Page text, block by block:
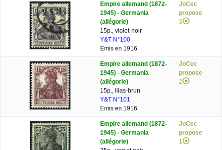
Empire allemand (1872-
1945) - Germania
(allégorie)
15p., violet-noir
Y&T N°100
Emis en 1916
JoCec
propose
3
Empire allemand (1872-
1945) - Germania
(allégorie)
15p., lilas-brun
Y&T N°101
Emis en 1916
JoCec
propose
2
Empire allemand (1872-
1945) - Germania
(allégorie)
JoCec
propose
1